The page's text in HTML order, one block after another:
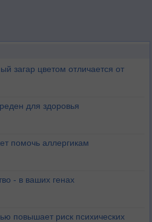
загар цветом отличается от
для здоровья
помочь аллергикам
- в ваших генах
повышает риск психических